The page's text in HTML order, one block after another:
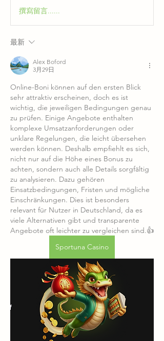
撰寫留言......
最新
Alex Boford
3月29日
Online-Boni können auf den ersten Blick
sehr attraktiv erscheinen, doch es ist
wichtig, die jeweiligen Bedingungen genau
zu prüfen. Einige Angebote enthalten
komplexe Umsatzanforderungen oder
unklare Regelungen, die leicht übersehen
werden können. Deshalb empfiehlt es sich,
nicht nur auf die Höhe eines Bonus zu
achten, sondern auch alle Details sorgfältig
zu analysieren. Dazu gehören
Einsatzbedingungen, Fristen und mögliche
Einschränkungen. Dies ist besonders
relevant für Nutzer in Deutschland, da es
viele Alternativen gibt und transparente
Angebote oft leichter zu vergleichen sind.👍
Sportuna Casino